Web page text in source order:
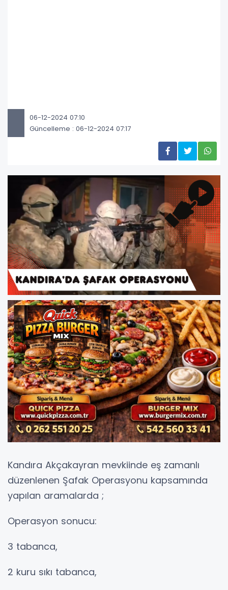
06-12-2024 07:10
Güncelleme : 06-12-2024 07:17
Kandıra Akçakayran mevkiinde eş zamanlı
düzenlenen Şafak Operasyonu kapsamında
yapılan aramalarda ;
Operasyon sonucu:
3 tabanca,
2 kuru sıkı tabanca,